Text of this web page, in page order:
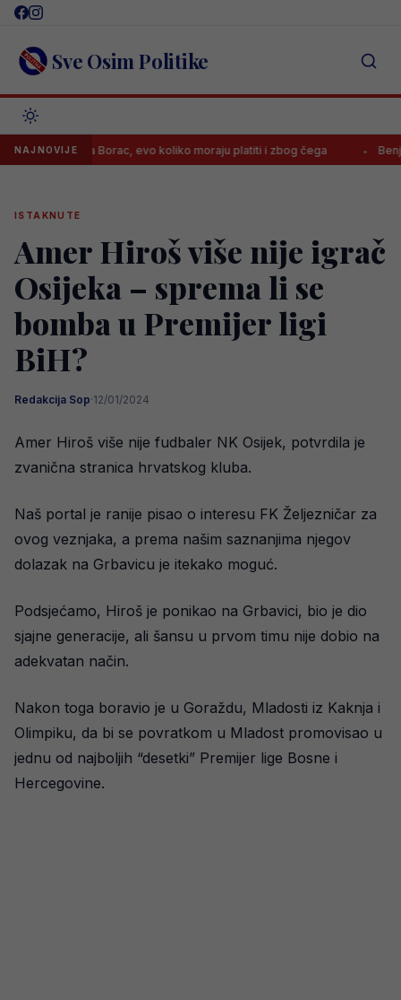
Skip
content Sve Osim Politike
NAJNOVIJE
kaznila Borac, evo koliko moraju platiti i zbog čega Benjamin
ISTAKNUTE
Amer Hiroš više nije igrač
Osijeka – sprema li se
bomba u Premijer ligi
BiH?
Redakcija Sop·12/01/2024
Amer Hiroš više nije fudbaler NK Osijek, potvrdila je
zvanična stranica hrvatskog kluba.
Naš portal je ranije pisao o interesu FK Željezničar za
ovog veznjaka, a prema našim saznanjima njegov
dolazak na Grbavicu je itekako moguć.
Podsjećamo, Hiroš je ponikao na Grbavici, bio je dio
sjajne generacije, ali šansu u prvom timu nije dobio na
adekvatan način.
Nakon toga boravio je u Goraždu, Mladosti iz Kaknja i
Olimpiku, da bi se povratkom u Mladost promovisao u
jednu od najboljih “desetki” Premijer lige Bosne i
Hercegovine.